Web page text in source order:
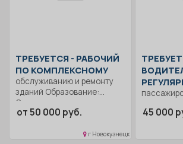
ТРЕБУЕТСЯ - РАБОЧИЙ
ПО КОМПЛЕКСНОМУ
обслуживанию и ремонту
зданий Образование:
Среднее
профессиональное
от 50 000 руб.
г Новокузнецк
45 000